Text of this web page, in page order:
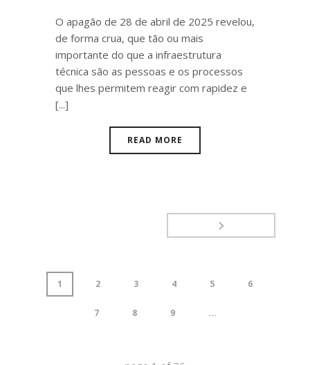
O apagão de 28 de abril de 2025 revelou,
de forma crua, que tão ou mais
importante do que a infraestrutura
técnica são as pessoas e os processos
que lhes permitem reagir com rapidez e
[...]
READ MORE
1 2 3 4 5 6
7 8 9 ...